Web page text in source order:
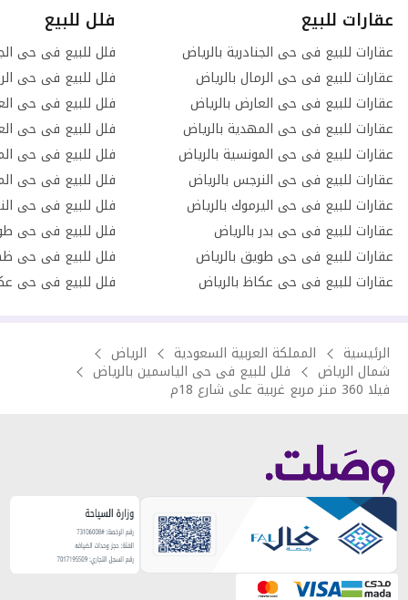
عقارات للبيع
عقارات للبيع فى حى الجنادرية بالرياض
عقارات للبيع فى حى الرمال بالرياض
عقارات للبيع فى حى العارض بالرياض
عقارات للبيع فى حى المهدية بالرياض
عقارات للبيع فى حى المونسية بالرياض
عقارات للبيع فى حى النرجس بالرياض
عقارات للبيع فى حى اليرموك بالرياض
عقارات للبيع فى حى بدر بالرياض
عقارات للبيع فى حى طويق بالرياض
عقارات للبيع فى حى عكاظ بالرياض
فلل للبيع
فلل للبيع فى حى
فلل للبيع فى حى
فلل للبيع فى حى
فلل للبيع فى حى
فلل للبيع فى حى
فلل للبيع فى حى
فلل للبيع فى حى
فلل للبيع فى حى
فلل للبيع فى حى
فلل للبيع فى حى
الرئيسية المملكة العربية السعودية الرياض
شمال الرياض فلل للبيع فى حى الياسمين بالرياض
فيلا 360 متر مربع غربية على شارع 18م